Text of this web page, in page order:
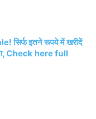
सिर्फ इतने रूपये में खरीदें
Check here full